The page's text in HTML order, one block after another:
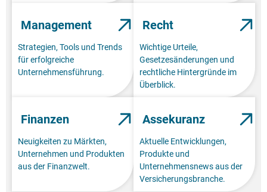
Management
Strategien, Tools und Trends
für erfolgreiche
Unternehmensführung.
Recht
Wichtige Urteile,
Gesetzesänderungen und
rechtliche Hintergründe im
Überblick.
Finanzen
Neuigkeiten zu Märkten,
Unternehmen und Produkten
aus der Finanzwelt.
Assekuranz
Aktuelle Entwicklungen,
Produkte und
Unternehmensnews aus der
Versicherungsbranche.